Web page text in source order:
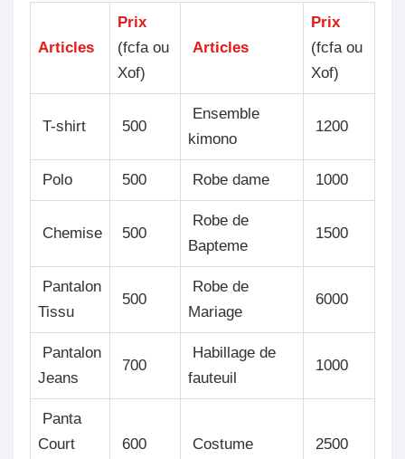
Articles
Prix
(fcfa ou
Xof)
Articles
Prix
(fcfa ou
Xof)
T-shirt 500
Ensemble
kimono
1200
Polo 500 Robe dame 1000
Chemise 500
Robe de
Bapteme
1500
Pantalon
Tissu
500
Robe de
Mariage
6000
Pantalon
Jeans
700
Habillage de
fauteuil
1000
Panta
Court
600 Costume 2500